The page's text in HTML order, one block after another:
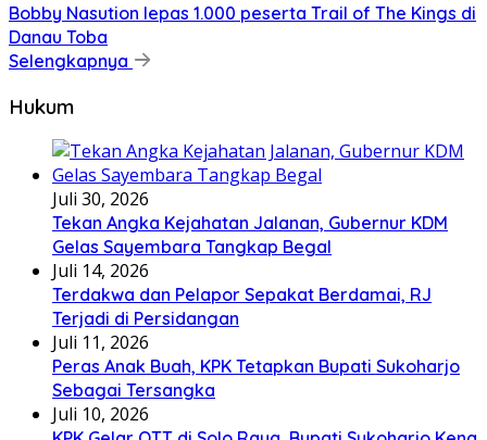
Bobby Nasution lepas 1.000 peserta Trail of The Kings di
Danau Toba
Selengkapnya
Hukum
Juli 30, 2026
Tekan Angka Kejahatan Jalanan, Gubernur KDM
Gelas Sayembara Tangkap Begal
Juli 14, 2026
Terdakwa dan Pelapor Sepakat Berdamai, RJ
Terjadi di Persidangan
Juli 11, 2026
Peras Anak Buah, KPK Tetapkan Bupati Sukoharjo
Sebagai Tersangka
Juli 10, 2026